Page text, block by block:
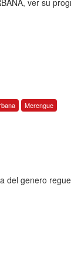
ver su
Merengue
del genero